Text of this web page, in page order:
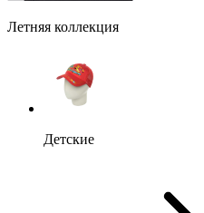
Летняя коллекция
Детские